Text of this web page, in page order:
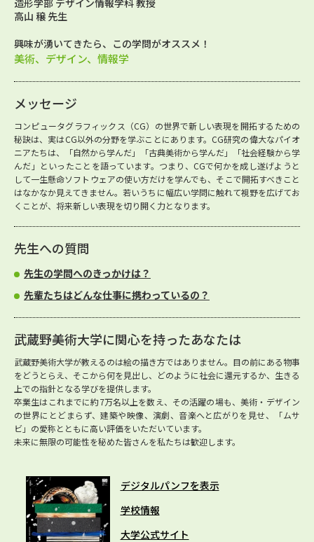
造形学部 デザイン情報学科 教授
高山 穣 先生
興味が湧いてきたら、この学問がオススメ！
美術、デザイン、情報学
メッセージ
コンピュータグラフィックス（CG）の世界で新しい表現を開拓するための
秘訣は、実はCG以外の分野を学ぶことにあります。CG研究の偉大なパイオ
ニアたちは、「自然から学んだ」「古典美術から学んだ」「社会経験から学
んだ」といったことを語っています。つまり、CGで何かを成し遂げようと
して一生懸命ソフトウェアの使い方だけを学んでも、そこで開拓すべきこと
はなかなか見えてきません。若いうちに幅広い学問に触れて視野を広げてお
くことが、将来新しい表現を切り開く力となります。
先生への質問
先生の学問へのきっかけは？
先輩たちはどんな仕事に携わっているの？
武蔵野美術大学に関心を持ったあなたは
武蔵野美術大学が教えるのは絵の描き方ではありません。目の前にある物事
をどうとらえ、そこから何を見出し、どのように社会に還元するか、生きる
上での指針となる学びを提供します。
卒業生はこれまでに約7万名以上を数え、その活躍の場も、美術・デザイン
の世界にとどまらず、建築や映像、演劇、音楽へと広がりを見せ、「ムサ
ビ」の愛称とともに高い評価をいただいています。
未来に無限の可能性を秘めた皆さんを私たちは歓迎します。
デジタルパンフを表示
学校情報
大学公式サイト